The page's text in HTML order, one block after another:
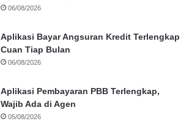
06/08/2026
Aplikasi Bayar Angsuran Kredit Terlengkap
Cuan Tiap Bulan
06/08/2026
Aplikasi Pembayaran PBB Terlengkap,
Wajib Ada di Agen
05/08/2026